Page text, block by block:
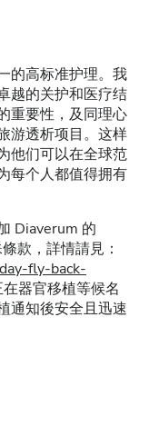
的高标准护理。我
越的关护和医疗结
重要性，及同理心
游透析项目。这样
他们可以在全球范
每个人都值得拥有
Diaverum 的
款，詳情請見：
fly-back-
器官移植等候名
通知後安全且迅速